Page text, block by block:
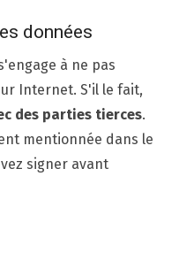
données
à ne pas
Internet. S'il le fait,
des parties tierces.
mentionnée dans le
signer avant